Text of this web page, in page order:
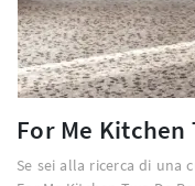
For Me Kitchen
Se sei alla ricerca di una